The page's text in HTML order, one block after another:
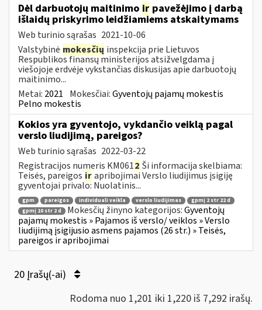
Dėl darbuotojų maitinimo ir pavežėjimo į darbą
išlaidų priskyrimo leidžiamiems atskaitymams
Web turinio sąrašas 2021-10-06
Valstybinė mokesčių inspekcija prie Lietuvos
Respublikos finansų ministerijos atsižvelgdama į
viešojoje erdvėje vykstančias diskusijas apie darbuotojų
maitinimo...
Metai: 2021 Mokesčiai:Gyventojų pajamų mokestis
Pelno mokestis
Kokios yra gyventojo, vykdančio veiklą pagal
verslo liudijimą, pareigos?
Web turinio sąrašas 2022-03-22
Registracijos numeris KM0612 Ši informacija skelbiama:
Teisės, pareigos irapribojimai Verslo liudijimus įsigiję
gyventojai privalo: Nuolatinis...
gpm pareigos individuali veikla verslo liudijimas
gpmį 2 str 22 d
gpmį 10 str 2 d
Mokesčių žinyno kategorijos:Gyventojų
pajamų mokestis » Pajamos iš verslo/ veiklos » Verslo
liudijimą įsigijusio asmens pajamos (26 str.) » Teisės,
pareigos ir apribojimai
20 Įrašų(-ai)
Rodoma nuo 1,201 iki 1,220 iš 7,292 irašų.